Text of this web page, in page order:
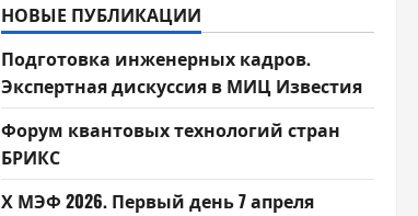
НОВЫЕ ПУБЛИКАЦИИ
Подготовка инженерных кадров.
Экспертная дискуссия в МИЦ Известия
Форум квантовых технологий стран
БРИКС
Х МЭФ 2026. Первый день 7 апреля